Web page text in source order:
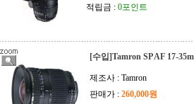
적립금 : 0포인트
[수입]Tamron SP AF 17-
제조사 : Tamron
판매가 : 260,000원